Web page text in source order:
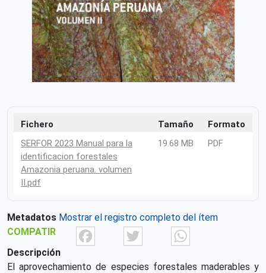
Fichero Tamaño
Formato
SERFOR 2023 Manual para la
identificacion forestales
Amazonia peruana. volumen
II.pdf
19.68 MB PDF
Metadatos Mostrar el registro completo del ítem
COMPATIR
FacebookTwitter
Descripción
El aprovechamiento de especies forestales maderables y